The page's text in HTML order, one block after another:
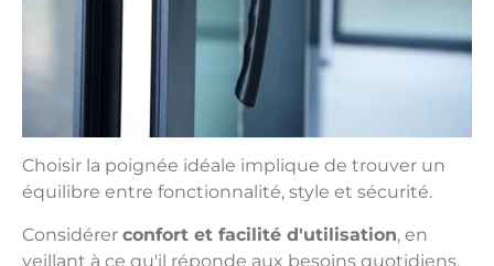
Choisir la poignée idéale implique de trouver un
équilibre entre fonctionnalité, style et sécurité.
Considérer confort et facilité d'utilisation, en
veillant à ce qu'il réponde aux besoins quotidiens.